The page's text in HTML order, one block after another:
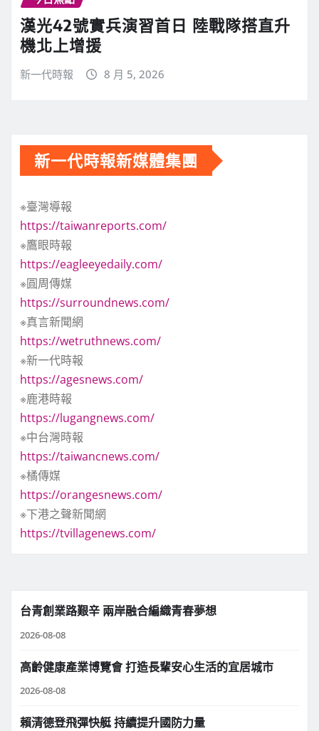
漢光42號實兵演習首日 陸戰隊搭直升
機北上增援
新一代時報 8 月 5, 2026
新一代時報新媒體集團
※臺灣導報
https://taiwanreports.com/
※鷹眼時報
https://eagleeyedaily.com/
※圓周傳媒
https://surroundnews.com/
※真言新聞網
https://wetruthnews.com/
※新一代時報
https://agesnews.com/
※鹿港時報
https://lugangnews.com/
※中台灣時報
https://taiwancnews.com/
※橘傳媒
https://orangesnews.com/
※下港之聲新聞網
https://tvillagenews.com/
台青創業路艱辛 兩岸融合編織青春夢想
2026-08-08
高齡健康產業博覽會 打造長輩安心生活的宜居城市
2026-08-08
賴清德登飛彈快艇 持續提升國防力量